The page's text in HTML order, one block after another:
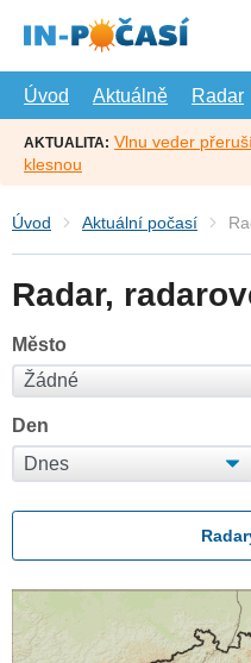
hlavní
Úvod
Aktuálně Radar
AKTUALITA: Vlnu veder
klesnou
Úvod Aktuální počasí
Radar,
Město
Den